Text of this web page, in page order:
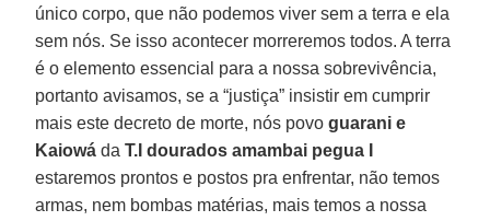
único corpo, que não podemos viver sem a terra e ela
sem nós. Se isso acontecer morreremos todos. A terra
é o elemento essencial para a nossa sobrevivência,
portanto avisamos, se a “justiça” insistir em cumprir
mais este decreto de morte, nós povoguarani e
Kaiowá daT.I dourados amambai pegua I
estaremos prontos e postos pra enfrentar, não temos
armas, nem bombas matérias, mais temos a nossa